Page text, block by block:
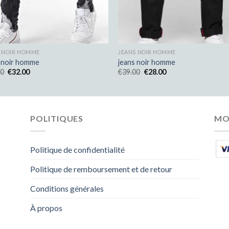
NOIR HOMME
homme
€32.00
JEANS NOIR HOMME
jeans noir homme
€39.00 €28.00
POLITIQUES
Politique de confidentialité
Politique de remboursement et de retour
Conditions générales
À propos